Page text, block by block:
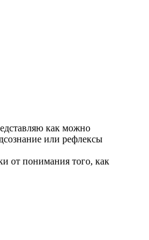
как можно
или рефлексы
от понимания того, как